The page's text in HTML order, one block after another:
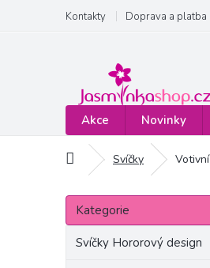
obsah
Kontakty Doprava a platba
Akce Novinky
Domů Svíčky Votivní
P
s
Přeskočit
kategorie
Kategorie
Svíčky Hororový design